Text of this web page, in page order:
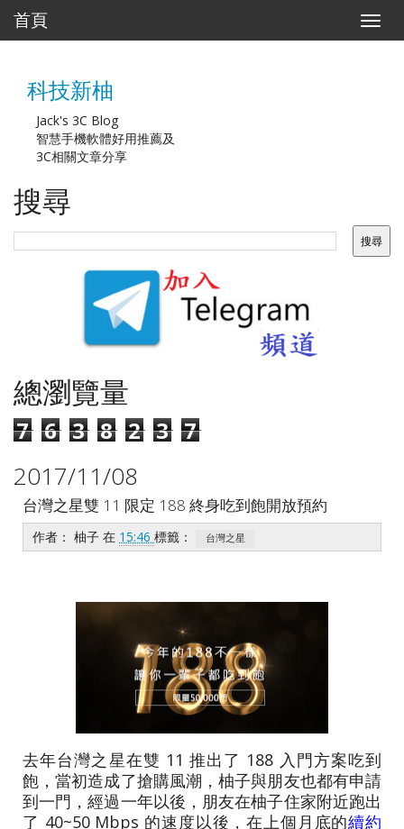
T
o
o
首頁
科技新柚
Jack's 3C Blog
智慧手機軟體好用推薦及
3C相關文章分享
搜尋
總瀏覽量
7 6 3 8 2 3 7
2017/11/08
台灣之星雙 11 限定 188 終身吃到飽開放預約
作者： 柚子 在 15:46 標籤： 台灣之星
去年台灣之星在雙 11 推出了 188 入門方案吃到
飽，當初造成了搶購風潮，柚子與朋友也都有申請
到一門，經過一年以後，朋友在柚子住家附近跑出
了 40~50 Mbps 的速度以後，在上個月底的續約